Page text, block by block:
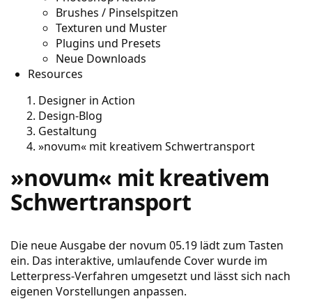
Brushes / Pinselspitzen
Texturen und Muster
Plugins und Presets
Neue Downloads
Resources
Designer in Action
Design-Blog
Gestaltung
»novum« mit kreativem Schwertransport
»novum« mit kreativem
Schwertransport
Die neue Ausgabe der novum 05.19 lädt zum Tasten
ein. Das interaktive, umlaufende Cover wurde im
Letterpress-Verfahren umgesetzt und lässt sich nach
eigenen Vorstellungen anpassen.